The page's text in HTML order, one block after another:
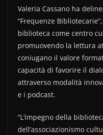
Valeria Cassano ha
“Frequenze
biblioteca come centro
promuovendo la lettura
coniugano il valore
capacità di favorire il
attraverso modalità
e i podcast.
“L’impegno della
dell’associazionismo